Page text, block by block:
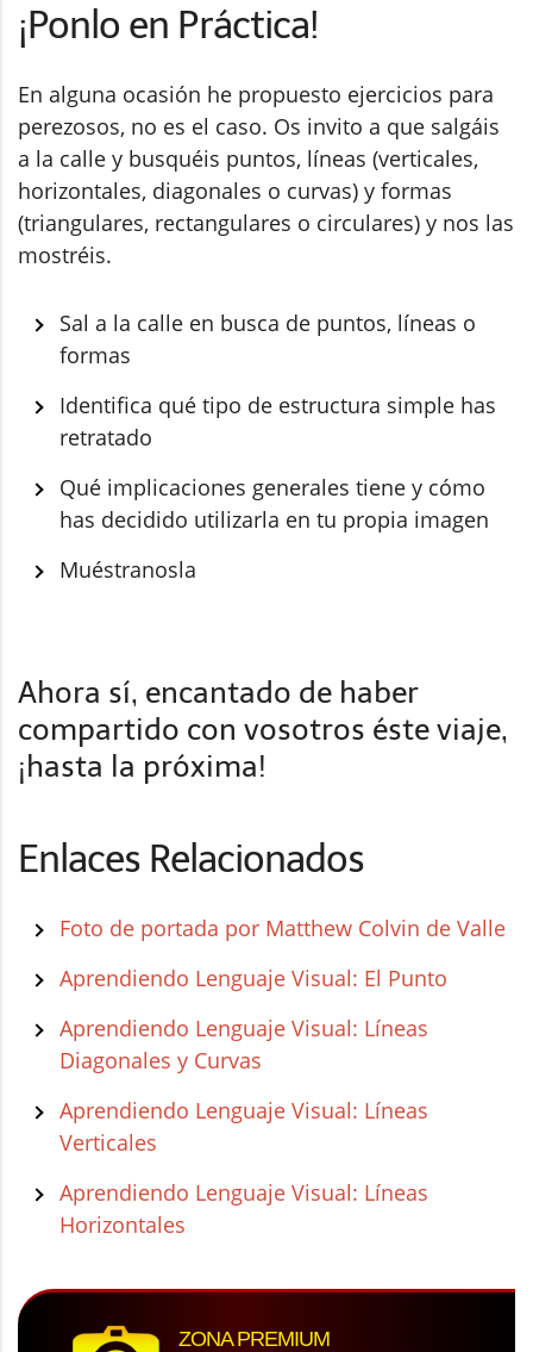
¡Ponlo en Práctica!
En alguna ocasión he propuesto ejercicios para
perezosos, no es el caso. Os invito a que salgáis
a la calle y busquéis puntos, líneas (verticales,
horizontales, diagonales o curvas) y formas
(triangulares, rectangulares o circulares) y nos las
mostréis.
Sal a la calle en busca de puntos, líneas o
formas
Identifica qué tipo de estructura simple has
retratado
Qué implicaciones generales tiene y cómo
has decidido utilizarla en tu propia imagen
Muéstranosla
Ahora sí, encantado de haber
compartido con vosotros éste viaje,
¡hasta la próxima!
Enlaces Relacionados
Foto de portada por Matthew Colvin de Valle
Aprendiendo Lenguaje Visual: El Punto
Aprendiendo Lenguaje Visual: Líneas
Diagonales y Curvas
Aprendiendo Lenguaje Visual: Líneas
Verticales
Aprendiendo Lenguaje Visual: Líneas
Horizontales
ZONA PREMIUM